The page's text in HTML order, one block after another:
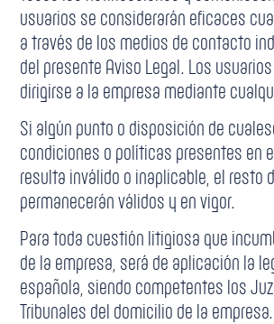
usuarios se considerarán eficaces
a través de los medios de contacto
del presente Aviso Legal. Los
dirigirse a la empresa mediante
Si algún punto o disposición de
condiciones o políticas presentes en
resulta inválido o inaplicable, el resto
permanecerán válidos y en vigor.
Para toda cuestión litigiosa que
de la empresa, será de aplicación la
española, siendo competentes los
Tribunales del domicilio de la empresa.